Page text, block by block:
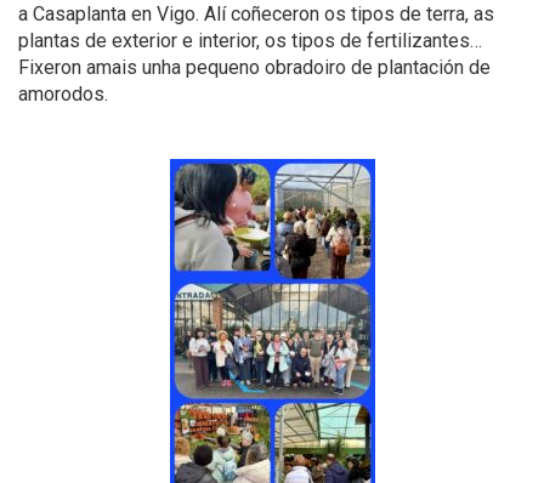
a Casaplanta en Vigo. Alí coñeceron os tipos de terra, as
plantas de exterior e interior, os tipos de fertilizantes…
Fixeron amais unha pequeno obradoiro de plantación de
amorodos.